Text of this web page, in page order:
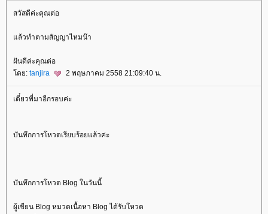
สวัสดีค่ะคุณต่อ
ล้วทำตามสัญญาไหมน๊า
ฝันดีค่ะคุณต่อ
ดย: tanjira 2 พฤษภาคม 2558 21:09:40 น.
เดี๋ยวพี่มาอีกรอบค่ะ
บันทึกการโหวตเรียบร้อยแล้วค่ะ
บันทึกการโหวต Blog ในวันนี้
ผู้เขียน Blog หมวดเนื้อหา Blog ได้รับโหวต